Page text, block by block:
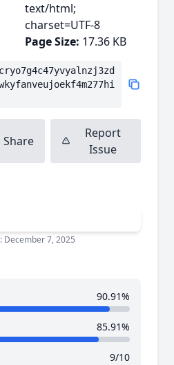
text/html;
charset=UTF-8
Page Size: 17.36 KB
Share
Report
Issue
December 7, 2025
90.91%
85.91%
9/10